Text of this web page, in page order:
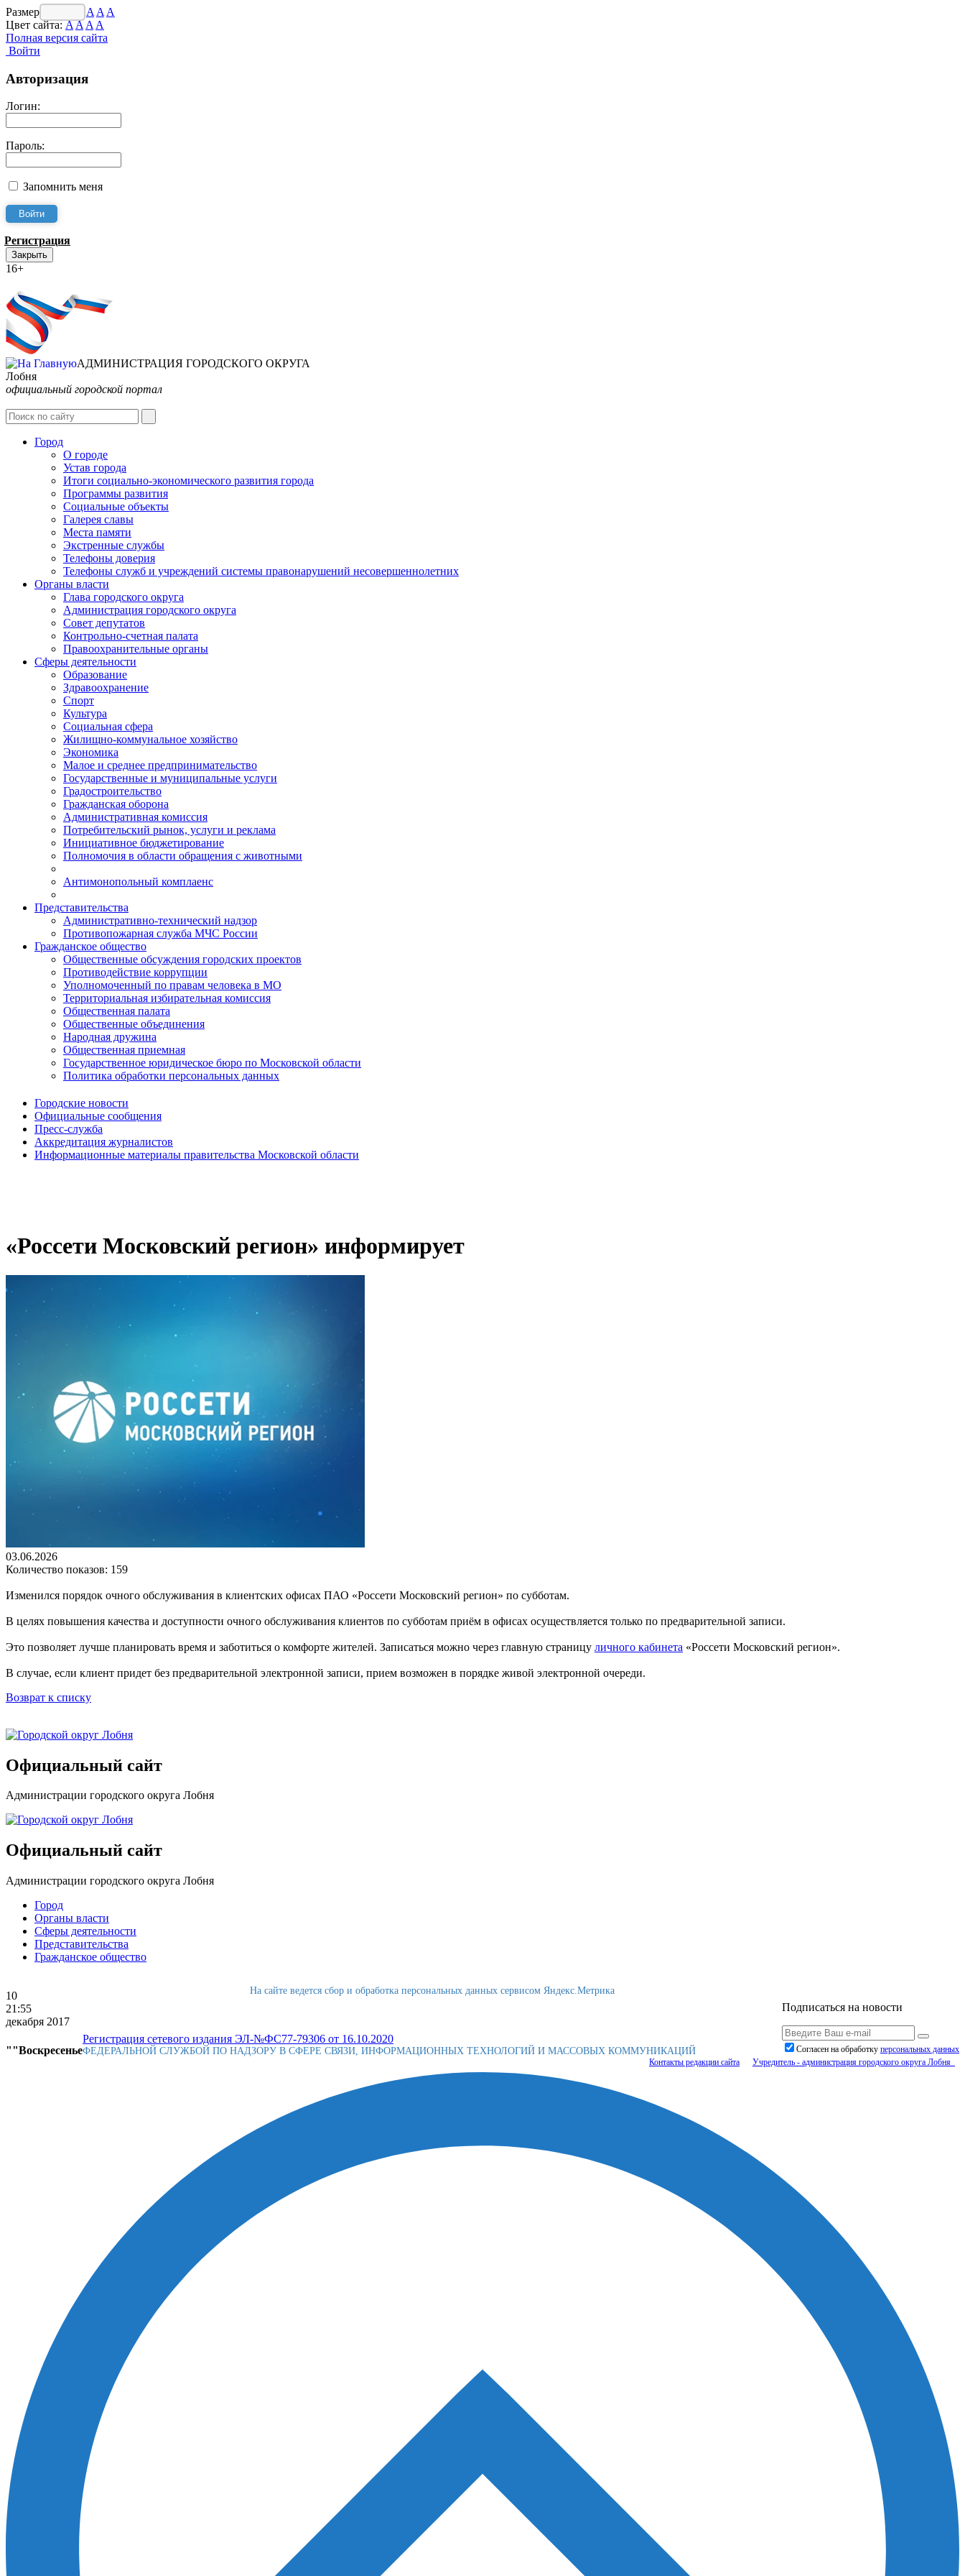
Размер шрифта: A A A
Цвет сайта:AA A A
Полная версия сайта
Войти
Авторизация
Логин:
Пароль:
Запомнить меня
Регистрация
Закрыть
16+
АДМИНИСТРАЦИЯ ГОРОДСКОГО ОКРУГА
Лобня
официальный городской портал
Город
О городе
Устав города
Итоги социально-экономического развития города
Программы развития
Социальные объекты
Галерея славы
Места памяти
Экстренные службы
Телефоны доверия
Телефоны служб и учреждений системы правонарушений несовершеннолетних
Органы власти
Глава городского округа
Администрация городcкого округа
Совет депутатов
Контрольно-счетная палата
Правоохранительные органы
Сферы деятельности
Образование
Здравоохранение
Спорт
Культура
Социальная сфера
Жилищно-коммунальное хозяйство
Экономика
Малое и среднее предпринимательство
Государственные и муниципальные услуги
Градостроительство
Гражданская оборона
Административная комиссия
Потребительский рынок, услуги и реклама
Инициативное бюджетирование
Полномочия в области обращения с животными
Антимонопольный комплаенс
Представительства
Административно-технический надзор
Противопожарная служба МЧС России
Гражданское общество
Общественные обсуждения городских проектов
Противодействие коррупции
Уполномоченный по правам человека в МО
Территориальная избирательная комиссия
Общественная палата
Общественные объединения
Народная дружина
Общественная приемная
Государственное юридическое бюро по Московской области
Политика обработки персональных данных
Городские новости
Официальные сообщения
Пресс-служба
Аккредитация журналистов
Информационные материалы правительства Московской области
«Россети Московский регион» информирует
03.06.2026
Количество показов: 159
Изменился порядок очного обслуживания в клиентских офисах ПАО «Россети Московский регион» по субботам.
В целях повышения качества и доступности очного обслуживания клиентов по субботам приём в офисах осуществляется только по предварительной записи.
Это позволяет лучше планировать время и заботиться о комфорте жителей. Записаться можно через главную страницу личного кабинета «Россети Московский регион».
В случае, если клиент придет без предварительной электронной записи, прием возможен в порядке живой электронной очереди.
Возврат к списку
Официальный сайт
Администрации городского округа Лобня
Официальный сайт
Администрации городского округа Лобня
Город
Органы власти
Сферы деятельности
Представительства
Гражданское общество
10
21:55
декабря 2017
""Воскресенье
Подписаться на новости
Согласен на обработку персональныx данных
На сайте ведется сбор и обработка персональных данных сервисом Яндекс.Метрика
Регистрация сетевого издания ЭЛ-№ФС77-79306 от 16.10.2020
ФЕДЕРАЛЬНОЙ СЛУЖБОЙ ПО НАДЗОРУ В СФЕРЕ СВЯЗИ, ИНФОРМАЦИОННЫХ ТЕХНОЛОГИЙ И МАССОВЫХ КОММУНИКАЦИЙ
Контакты редакции сайта Учредитель - администрация городского округа Лобня